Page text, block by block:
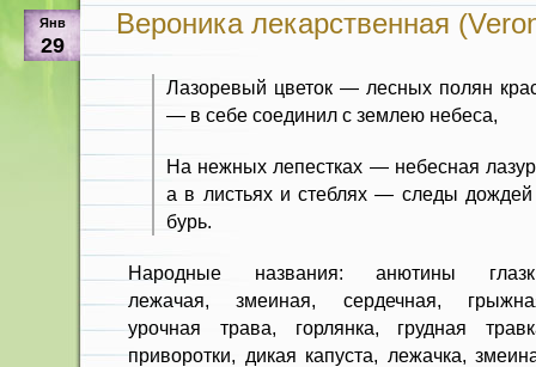
Янв
29
Вероника лекарственная
Лазоревый цветок — лесных полян
— в себе соединил с землею небеса,
На нежных лепестках — небесная
а в листьях и стеблях — следы
бурь.
Народные названия: анютины
лежачая, змеиная, сердечная,
урочная трава, горлянка, грудная
приворотки, дикая капуста, лежачка,